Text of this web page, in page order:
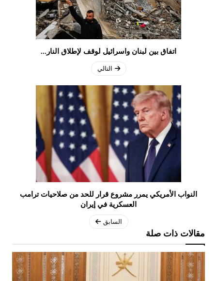
اتفاق بين لبنان واسرائيل لوقف لإطلاق النار...
التالي
النواب الأمريكي يمرر مشروع قرار للحد من صلاحيات ترامب
العسكرية في إيران
السابق
مقالات ذات صلة